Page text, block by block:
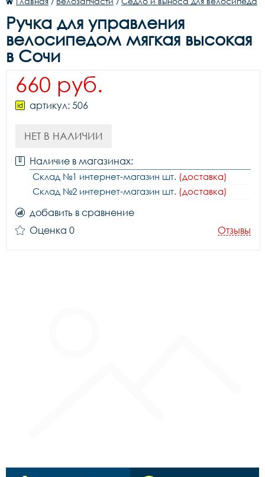
Ручка для управления
велосипедом мягкая высокая
в Сочи
660 руб.
артикул: 506
НЕТ В НАЛИЧИИ
Наличие в магазинах:
Склад №1 интернет-магазин шт. (доставка)
Склад №2 интернет-магазин шт. (доставка)
добавить в сравнение
Оценка 0
Отзывы